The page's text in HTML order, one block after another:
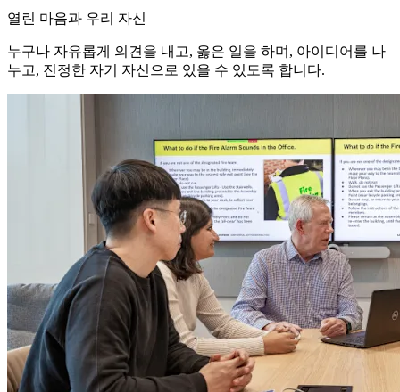
열린 마음과 우리 자신
누구나 자유롭게 의견을 내고, 옳은 일을 하며, 아이디어를 나
누고, 진정한 자기 자신으로 있을 수 있도록 합니다.